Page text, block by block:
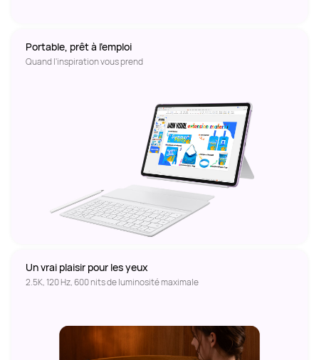
Portable, prêt à l'emploi